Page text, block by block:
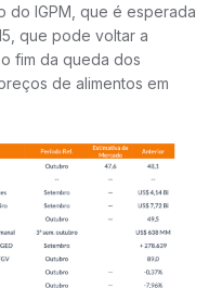
do IGPM, que é esperada
que pode voltar a
fim da queda dos
de alimentos em